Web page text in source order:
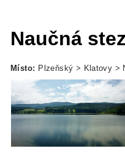
Naučná
Místo: Plzeňský > Klatovy >